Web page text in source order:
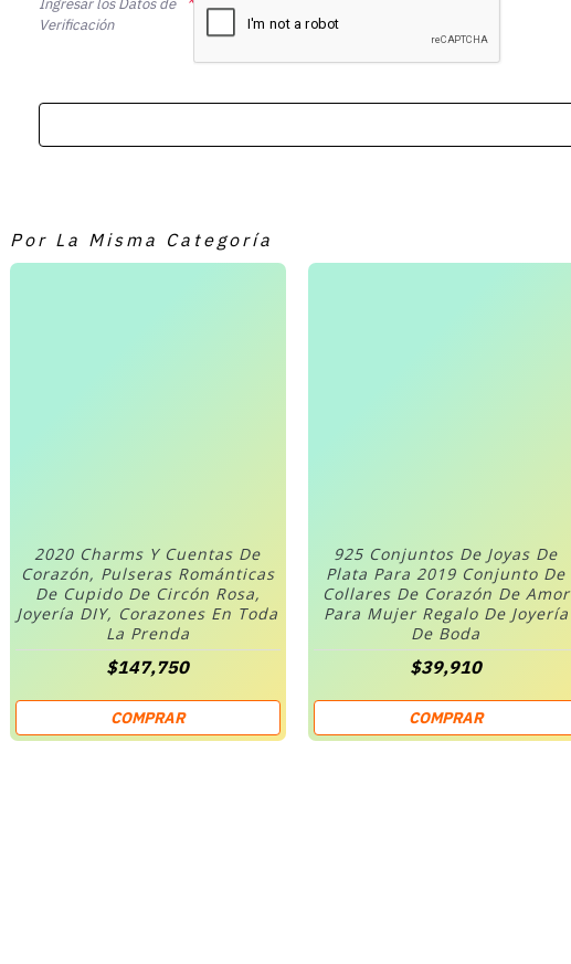
Ingresar los Datos de
Verificación
Por La Misma Categoría
2020 Charms Y Cuentas De
Corazón, Pulseras Románticas
De Cupido De Circón Rosa,
Joyería DIY, Corazones En Toda
La Prenda
$147,750
COMPRAR
925 Conjuntos De Joyas De
Plata Para 2019 Conjunto De
Collares De Corazón De Amor
Para Mujer Regalo De Joyería
De Boda
$39,910
COMPRAR